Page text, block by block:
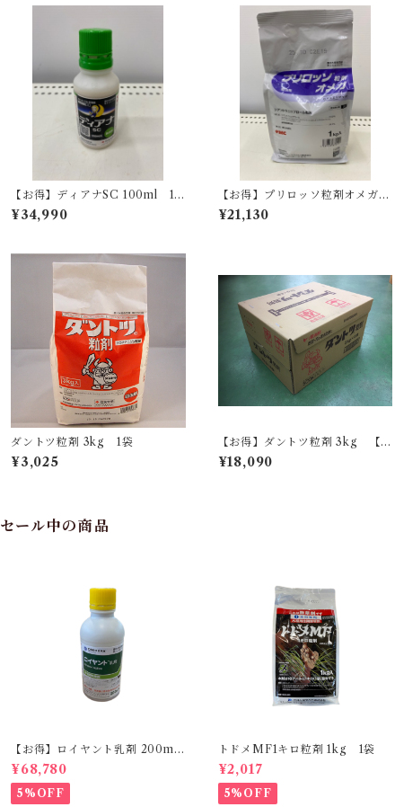
【お得】ディアナSC 100ml 10
本
¥34,990
【お得】プリロッソ粒剤オメガ 1
kg 【1箱】10袋入
¥21,130
ダントツ粒剤 3kg 1袋
¥3,025
【お得】ダントツ粒剤 3kg 【1
箱】6袋入
¥18,090
セール中の商品
【お得】ロイヤント乳剤 200ml
【1箱】20本入
¥68,780
5%OFF
トドメMF1キロ粒剤 1kg 1袋
¥2,017
5%OFF